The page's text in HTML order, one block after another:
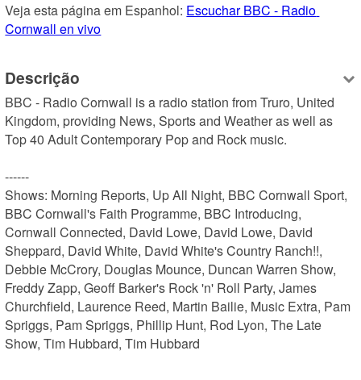
Veja esta página em Espanhol: Escuchar BBC - Radio
Cornwall en vivo
Descrição
BBC - Radio Cornwall is a radio station from Truro, United
Kingdom, providing News, Sports and Weather as well as
Top 40 Adult Contemporary Pop and Rock music.
------
Shows: Morning Reports, Up All Night, BBC Cornwall Sport,
BBC Cornwall's Faith Programme, BBC Introducing,
Cornwall Connected, David Lowe, David Lowe, David
Sheppard, David White, David White's Country Ranch!!,
Debbie McCrory, Douglas Mounce, Duncan Warren Show,
Freddy Zapp, Geoff Barker's Rock 'n' Roll Party, James
Churchfield, Laurence Reed, Martin Bailie, Music Extra, Pam
Spriggs, Pam Spriggs, Phillip Hunt, Rod Lyon, The Late
Show, Tim Hubbard, Tim Hubbard